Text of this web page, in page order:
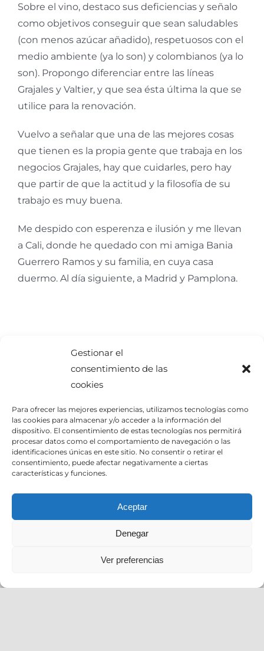
Gestionar el
consentimiento de las
cookies
Para ofrecer las mejores experiencias, utilizamos tecnologías como
las cookies para almacenar y/o acceder a la información del
dispositivo. El consentimiento de estas tecnologías nos permitirá
procesar datos como el comportamiento de navegación o las
identificaciones únicas en este sitio. No consentir o retirar el
consentimiento, puede afectar negativamente a ciertas
características y funciones.
Aceptar
Denegar
Ver preferencias
Sobre el vino, destaco sus deficiencias y señalo
como objetivos conseguir que sean saludables
(con menos azúcar añadido), respetuosos con el
medio ambiente (ya lo son) y colombianos (ya lo
son). Propongo diferenciar entre las líneas
Grajales y Valtier, y que sea ésta última la que se
utilice para la renovación.
Vuelvo a señalar que una de las mejores cosas
que tienen es la propia gente que trabaja en los
negocios Grajales, hay que cuidarles, pero hay
que partir de que la actitud y la filosofía de su
trabajo es muy buena.
Me despido con esperenza e ilusión y me llevan
a Cali, donde he quedado con mi amiga Bania
Guerrero Ramos y su familia, en cuya casa
duermo. Al día siguiente, a Madrid y Pamplona.
Entradas recientes
Comida en el restaurante Arzak de Donostia
(Octubre 2025)